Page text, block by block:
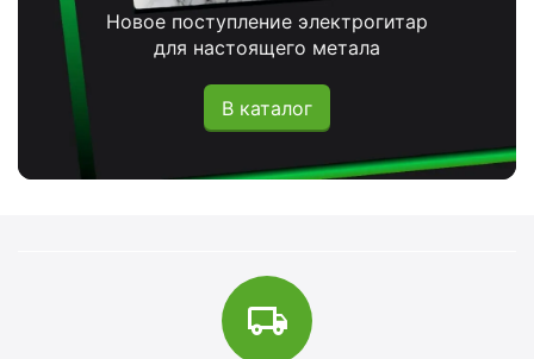
Новое поступление электрогитар
для настоящего метала
В каталог